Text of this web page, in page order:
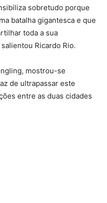
sobretudo porque
batalha gigantesca e que
toda a sua
Ricardo Rio.
mostrou-se
de ultrapassar este
entre as duas cidades